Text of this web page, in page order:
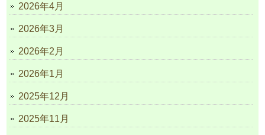
2026年4月
2026年3月
2026年2月
2026年1月
2025年12月
2025年11月